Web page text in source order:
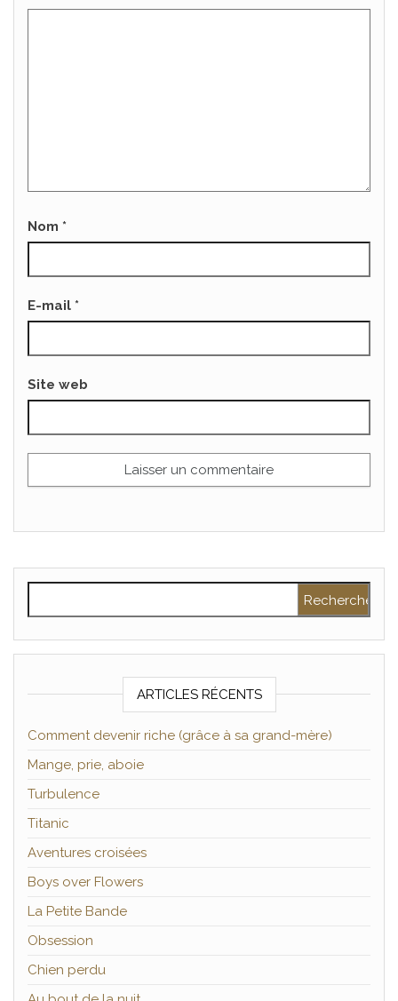
Nom *
E-mail *
Site web
ARTICLES RÉCENTS
Comment devenir riche (grâce à sa grand-mère)
Mange, prie, aboie
Turbulence
Titanic
Aventures croisées
Boys over Flowers
La Petite Bande
Obsession
Chien perdu